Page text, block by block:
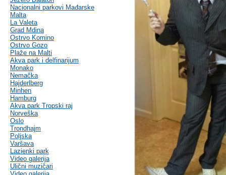
Nacionalni parkovi Mađarske
Malta
La Valeta
Grad Mdina
Ostrvo Komino
Ostrvo Gozo
Plaže na Malti
Akva park i delfinarijum
Monako
Nemačka
Hajderlberg
Minhen
Hamburg
Akva park Tropski raj
Norveška
Oslo
Trondhajm
Poljska
Varšava
Lazienki park
Video galerija
Ulični muzičari